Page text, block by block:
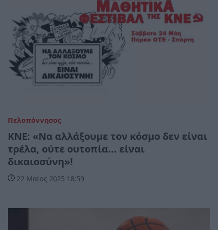
Πελοπόννησος
ΚΝΕ: «Να αλλάξουμε τον κόσμο δεν είναι
τρέλα, ούτε ουτοπία... είναι
δικαιοσύνη»!
22 Μαϊος 2025 18:59